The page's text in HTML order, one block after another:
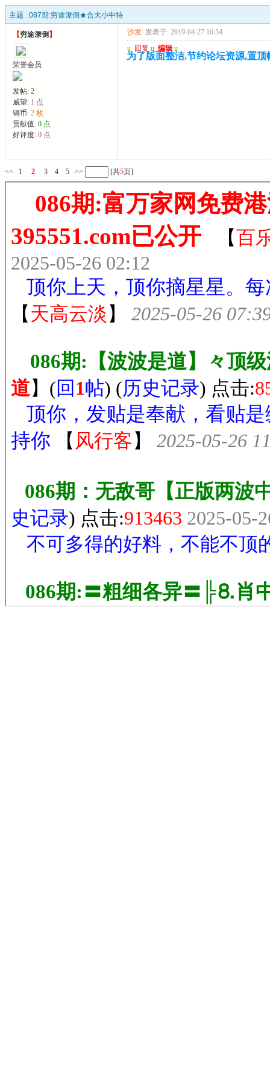
主题 : 087期:穷途潦倒★合大小中特
【穷途潦倒 】
荣誉会员
发帖: 2
威望: 1 点
铜币: 2 枚
贡献值: 0 点
好评度: 0 点
沙发 发表于: 2019-04-27 16:54
u 回复 u 编辑 u
为了版面整洁,节约论坛资源,置
<< 1 2 3 4 5 >> [共5页]